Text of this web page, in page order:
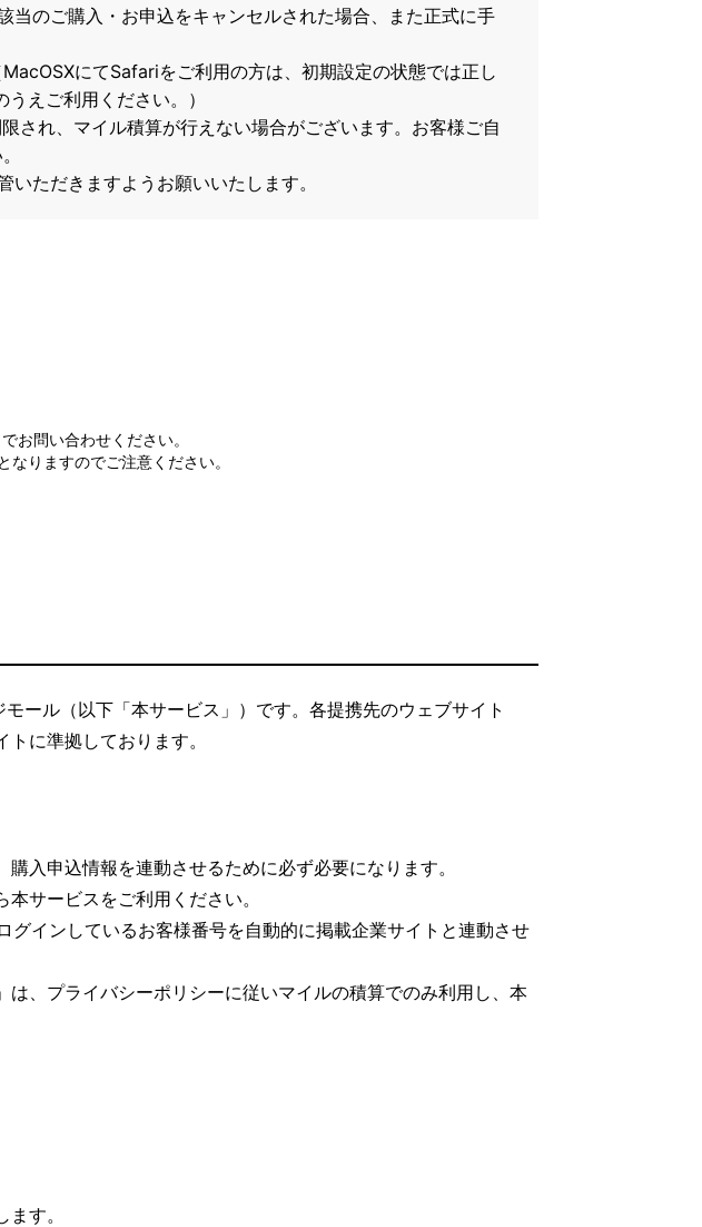
のご購入・お申込をキャンセルされた場合、また正式に手
にてSafariをご利用の方は、初期設定の状態では正し
えご利用ください。）
れ、マイル積算が行えない場合がございます。お客様ご自
ただきますようお願いいたします。
お問い合わせください。
りますのでご注意ください。
ール（以下「本サービス」）です。各提携先のウェブサイト
に準拠しております。
入申込情報を連動させるために必ず必要になります。
サービスをご利用ください。
インしているお客様番号を自動的に掲載企業サイトと連動させ
、 プライバシーポリシーに従いマイルの積算でのみ利用し、本
す。